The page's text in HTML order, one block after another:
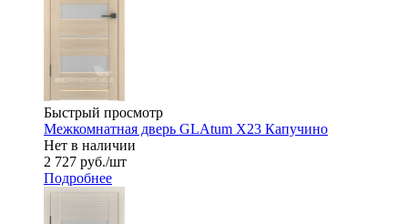
Быстрый просмотр
Межкомнатная дверь GLAtum X23 Капучино
Нет в наличии
2 727 руб./шт
Подробнее